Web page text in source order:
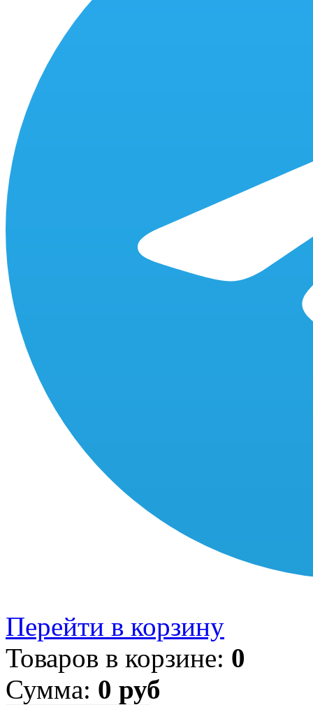
Перейти в корзину
Товаров в корзине: 0
Сумма: 0 руб